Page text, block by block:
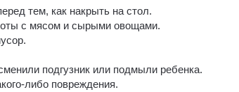
тем, как накрыть на стол.
с мясом и сырыми овощами.
подгузник или подмыли ребенка.
либо повреждения.